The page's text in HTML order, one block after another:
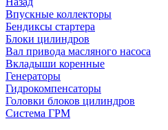
Впускные коллекторы
Бендиксы стартера
Блоки цилиндров
Вал привода масляного насоса
Вкладыши коренные
Генераторы
Гидрокомпенсаторы
Головки блоков цилиндров
Система ГРМ